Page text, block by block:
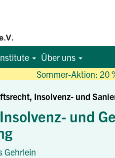
Sommer-Aktion: 20
Über uns
Insolvenz- und
und
Gehrlein